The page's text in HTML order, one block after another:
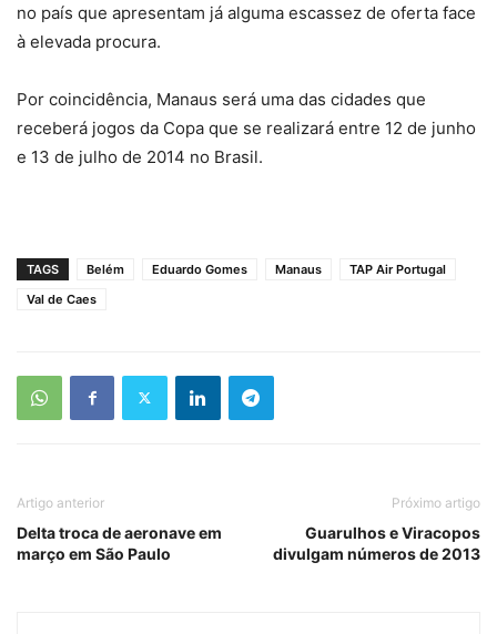
no país que apresentam já alguma escassez de oferta face
à elevada procura.
Por coincidência, Manaus será uma das cidades que
receberá jogos da Copa que se realizará entre 12 de junho
e 13 de julho de 2014 no Brasil.
TAGS Belém Eduardo Gomes Manaus
TAP Air Portugal
Val de Caes
Artigo anterior
Delta troca de aeronave em
março em São Paulo
Próximo artigo
Guarulhos e Viracopos
divulgam números de 2013